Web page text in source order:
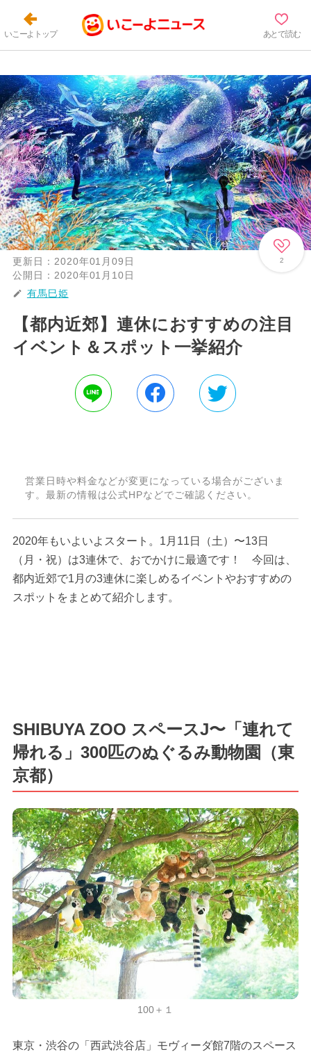
いこーよトップ あとで読む
2
更新日： 2020年01月09日
公開日： 2020年01月10日
有馬巳姫
【都内近郊】連休におすすめの注目
イベント＆スポット一挙紹介
営業日時や料金などが変更になっている場合がございま
す。最新の情報は公式HPなどでご確認ください。
2020年もいよいよスタート。1月11日（土）〜13日
（月・祝）は3連休で、おでかけに最適です！ 今回は、
都内近郊で1月の3連休に楽しめるイベントやおすすめの
スポットをまとめて紹介します。
SHIBUYA ZOO スペースJ〜「連れて
帰れる」300匹のぬぐるみ動物園（東
京都）
100＋１
東京・渋谷の「西武渋谷店」モヴィーダ館7階のスペース